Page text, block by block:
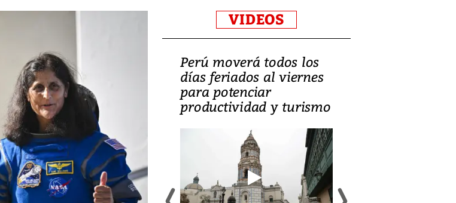
VIDEOS
Video: Lula lanza su
candidatura con
promesas de inversión
en defensa, educación y
tierras raras
Perú moverá todos los
días feriados al viernes
para potenciar
productividad y turismo